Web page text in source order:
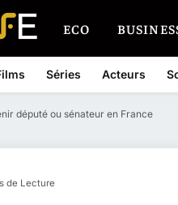
ECO
Séries Acteurs
député ou sénateur en France
de Lecture